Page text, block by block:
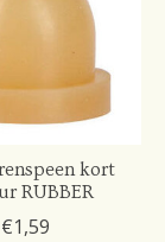
kort
RUBBER
€1,59